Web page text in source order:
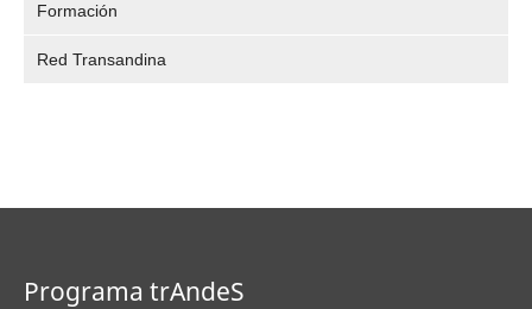
Formación
Red Transandina
Programa trAndeS